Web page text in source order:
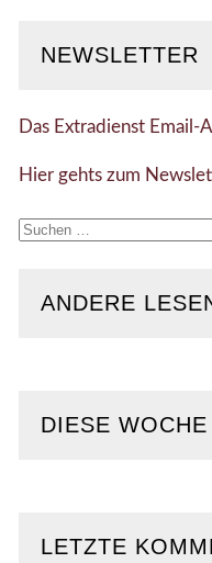
NEWSLETTER
Das Extradienst Email-
Hier gehts zum
Suchen
ANDERE
DIESE
LETZTE